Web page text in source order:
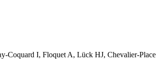
Coquard I, Floquet A, Lück HJ, Chevalier-Place